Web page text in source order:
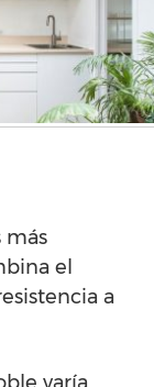
más
el
a
varía